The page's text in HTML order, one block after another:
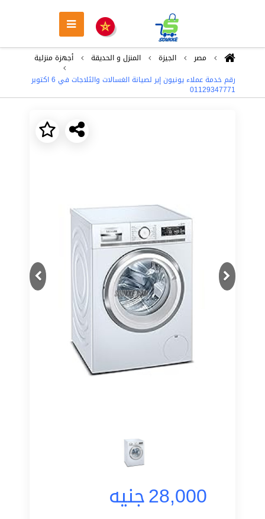
مصر الجيزة المنزل و الحديقة
أجهزة منزلية
رقم خدمة عملاء يونيون إير لصيانة الغسالات والثلاجات في 6 اكتوبر
01129347771
Previous
Next
28,000جنيه